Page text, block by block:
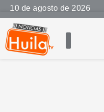
10 de agosto de 2026